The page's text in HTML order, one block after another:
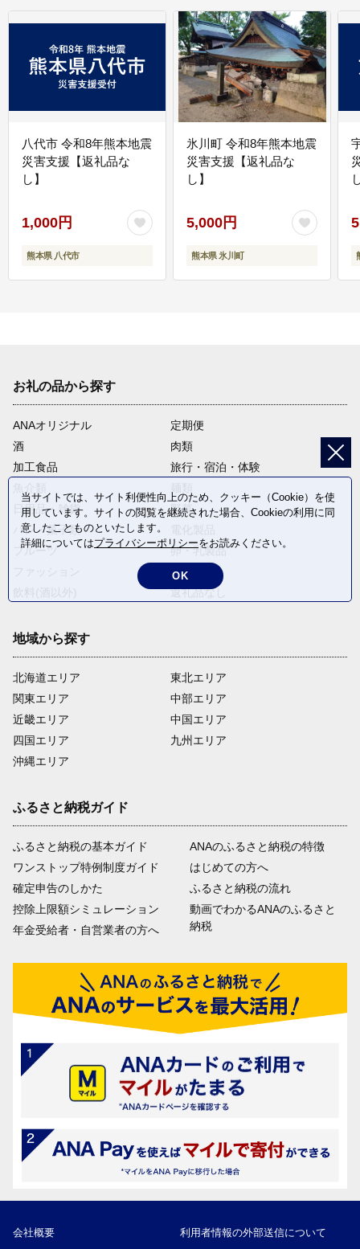
八代市 令和8年熊本地震
災害支援【返礼品な
し】
1,000円
熊本県 八代市
氷川町 令和8年熊本地震
災害支援【返礼品な
し】
5,000円
熊本県 氷川町
お礼の品から探す
ANAオリジナル
定期便
酒
肉類
加工食品
旅行・宿泊・体験
日用品・雑貨
野菜
パン・菓子類
フルーツ
卵・乳製品
米・穀物
返礼品なし
地域から探す
北海道エリア
関東エリア
近畿エリア
四国エリア
沖縄エリア
東北エリア
中部エリア
中国エリア
九州エリア
ふるさと納税ガイド
ふるさと納税の基本ガイド
ワンストップ特例制度ガイド
確定申告のしかた
控除上限額シミュレーション
年金受給者・自営業者の方へ
ANAのふるさと納税の特徴
はじめての方へ
ふるさと納税の流れ
動画でわかるANAのふるさと
納税
会社概要
利用者情報の外部送信について
当サイトでは、サイト利便性向上のため、クッキー（Cookie）を使
用しています。サイトの閲覧を継続された場合、Cookieの利用に同
意したことものといたします。
詳細についてはプライバシーポリシーをお読みください。
OK